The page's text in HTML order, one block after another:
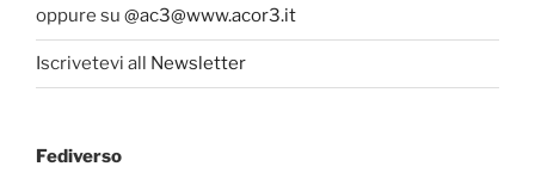
oppure su @ac3@www.acor3.it
Iscrivetevi all Newsletter
Fediverso